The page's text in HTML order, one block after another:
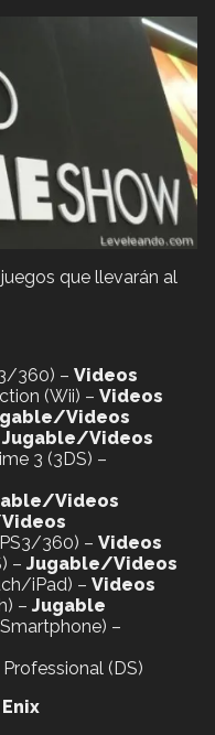
que llevarán al
360) – Videos
(Wii) – Videos
Videos
Jugable/Videos
3 (3DS) –
Videos
360) – Videos
– Jugable/Videos
iPad) – Videos
– Jugable
–
(DS)